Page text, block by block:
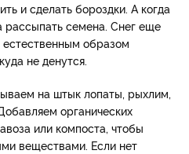
и сделать бороздки. А когда
рассыпать семена. Снег еще
образом
не денутся.
на штык лопаты, рыхлим,
органических
или компоста, чтобы
веществами. Если нет